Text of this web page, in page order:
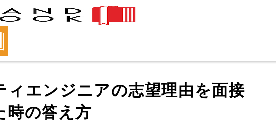
ィエンジニアの志望理由を面接
時の答え方